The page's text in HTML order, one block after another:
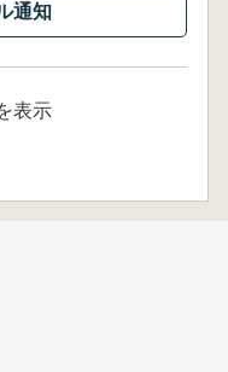
通知
表示